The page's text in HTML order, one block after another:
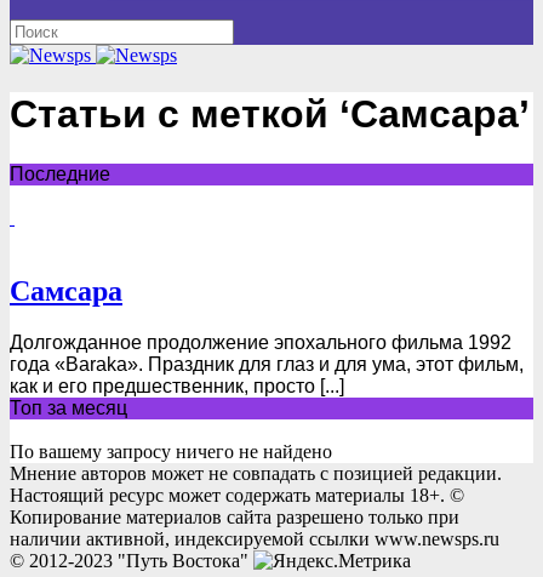
Статьи с меткой ‘Самсара’
Последние
Самсара
Долгожданное продолжение эпохального фильма 1992
года «Baraka». Праздник для глаз и для ума, этот фильм,
как и его предшественник, просто [...]
Топ за месяц
По вашему запросу ничего не найдено
Мнение авторов может не совпадать с позицией редакции.
Настоящий ресурс может содержать материалы 18+. ©
Копирование материалов сайта разрешено только при
наличии активной, индексируемой ссылки www.newsps.ru
© 2012-2023 "Путь Востока"